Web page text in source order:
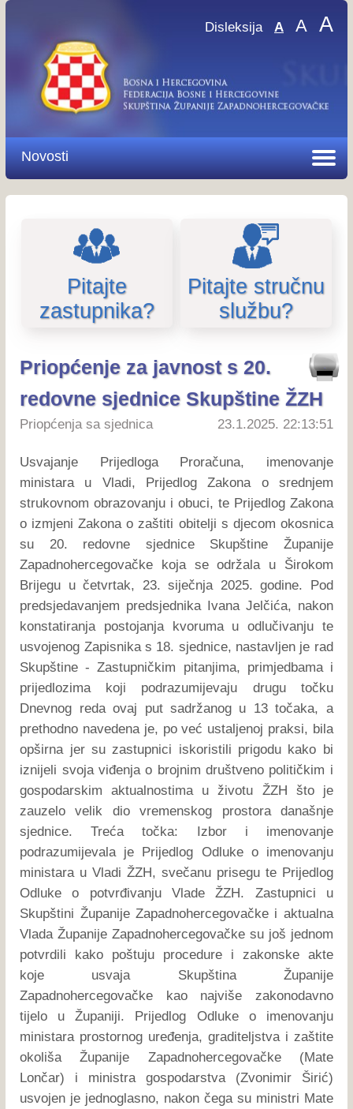
Disleksija A A A
Novosti
Pitajte
zastupnika?
Pitajte stručnu
službu?
Priopćenje za javnost s 20.
redovne sjednice Skupštine ŽZH
Priopćenja sa sjednica 23.1.2025. 22:13:51
Usvajanje Prijedloga Proračuna, imenovanje
ministara u Vladi, Prijedlog Zakona o srednjem
strukovnom obrazovanju i obuci, te Prijedlog Zakona
o izmjeni Zakona o zaštiti obitelji s djecom okosnica
su 20. redovne sjednice Skupštine Županije
Zapadnohercegovačke koja se održala u Širokom
Brijegu u četvrtak, 23. siječnja 2025. godine. Pod
predsjedavanjem predsjednika Ivana Jelčića, nakon
konstatiranja postojanja kvoruma u odlučivanju te
usvojenog Zapisnika s 18. sjednice, nastavljen je rad
Skupštine - Zastupničkim pitanjima, primjedbama i
prijedlozima koji podrazumijevaju drugu točku
Dnevnog reda ovaj put sadržanog u 13 točaka, a
prethodno navedena je, po već ustaljenoj praksi, bila
opširna jer su zastupnici iskoristili prigodu kako bi
iznijeli svoja viđenja o brojnim društveno političkim i
gospodarskim aktualnostima u životu ŽZH što je
zauzelo velik dio vremenskog prostora današnje
sjednice. Treća točka: Izbor i imenovanje
podrazumijevala je Prijedlog Odluke o imenovanju
ministara u Vladi ŽZH, svečanu prisegu te Prijedlog
Odluke o potvrđivanju Vlade ŽZH. Zastupnici u
Skupštini Županije Zapadnohercegovačke i aktualna
Vlada Županije Zapadnohercegovačke su još jednom
potvrdili kako poštuju procedure i zakonske akte
koje usvaja Skupština Županije
Zapadnohercegovačke kao najviše zakonodavno
tijelo u Županiji. Prijedlog Odluke o imenovanju
ministara prostornog uređenja, graditeljstva i zaštite
okoliša Županije Zapadnohercegovačke (Mate
Lončar) i ministra gospodarstva (Zvonimir Širić)
usvojen je jednoglasno, nakon čega su ministri Mate